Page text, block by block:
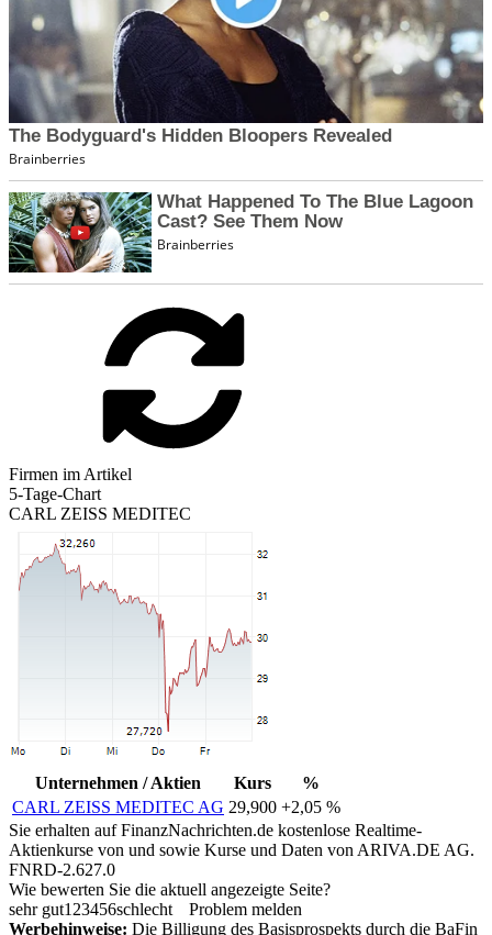
Firmen im Artikel
5-Tage-Chart
CARL ZEISS MEDITEC
Unternehmen / Aktien Kurs
%
CARL ZEISS MEDITEC AG 29,900 +2,05 %
Sie erhalten auf FinanzNachrichten.de kostenlose Realtime-
Aktienkurse von und sowie Kurse und Daten von ARIVA.DE AG.
FNRD-2.627.0
Wie bewerten Sie die aktuell angezeigte Seite?
sehr gut1 23456schlecht
Problem melden
Werbehinweise: Die Billigung des Basisprospekts durch die BaFin